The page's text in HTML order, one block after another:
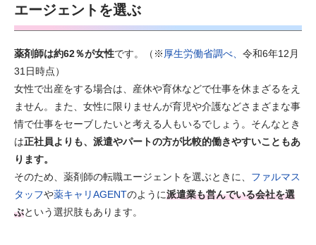
エージェントを選ぶ
薬剤師は約62％が女性です。（※厚生労働省調べ、 令和6年12月
31日時点）
女性で出産をする場合は、産休や育休などで仕事を休まざるをえ
ません。また、女性に限りませんが育児や介護などさまざまな事
情で仕事をセーブしたいと考える人もいるでしょう。そんなとき
は正社員よりも、派遣やパートの方が比較的働きやすいこともあ
ります。
そのため、薬剤師の転職エージェントを選ぶときに、 ファルマス
タッフや薬キャリAGENTのように派遣業も営んでいる会社を選
ぶという選択肢もあります。